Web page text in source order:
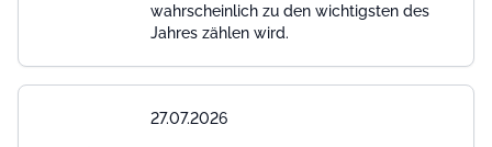
wahrscheinlich zu den wichtigsten des
Jahres zählen wird.
27.07.2026